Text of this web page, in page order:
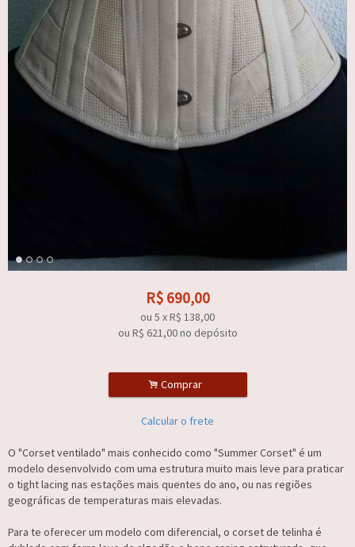
R$ 690,00
ou 5 xR$ 138,00
ou R$ 621,00no depósito
. Comprar
Calcular o frete
O "Corset ventilado" mais conhecido como "Summer Corset" é um
modelo desenvolvido com uma estrutura muito mais leve para praticar
o tight lacing nas estações mais quentes do ano, ou nas regiões
geográficas de temperaturas mais elevadas.
Para te oferecer um modelo com diferencial, o corset de telinha é